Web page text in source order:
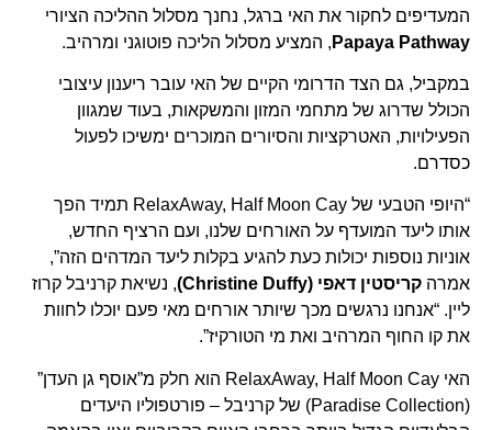
המעדיפים לחקור את האי ברגל, נחנך מסלול ההליכה הציורי
Papaya Pathway, המציע מסלול הליכה פוטוגני ומרהיב.
במקביל, גם הצד הדרומי הקיים של האי עובר ריענון עיצובי
הכולל שדרוג של מתחמי המזון והמשקאות, בעוד שמגוון
הפעילויות, האטרקציות והסיורים המוכרים ימשיכו לפעול
כסדרם.
“היופי הטבעי של RelaxAway, Half Moon Cay תמיד הפך
אותו ליעד המועדף על האורחים שלנו, ועם הרציף החדש,
אוניות נוספות יכולות כעת להגיע בקלות ליעד המדהים הזה”,
אמרהקריסטין דאפי (Christine Duffy)
, נשיאת קרניבל קרוז
ליין. “אנחנו נרגשים מכך שיותר אורחים מאי פעם יוכלו לחוות
את קו החוף המרהיב ואת מי הטורקיז”.
האי RelaxAway, Half Moon Cay הוא חלק מ”אוסף גן העדן”
(Paradise Collection) של קרניבל – פורטפוליו היעדים